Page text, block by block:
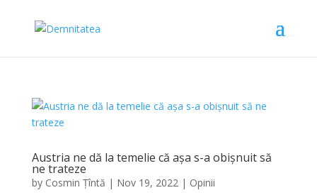
Austria ne dă la temelie că așa s-a obișnuit să
ne trateze
by Cosmin Țîntă | Nov 19, 2022| Opinii